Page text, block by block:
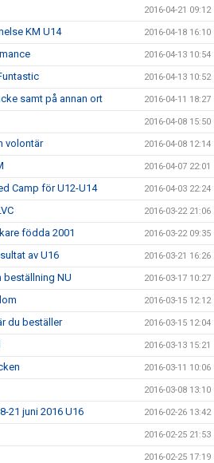
2016-04-21 09:12
KM U14 2016-04-18 16:10
2016-04-13 10:54
2016-04-13 10:52
samt på annan ort 2016-04-11 18:27
2016-04-08 15:50
volontär 2016-04-08 12:14
2016-04-07 22:01
Camp för U12-U14 2016-04-03 22:24
2016-03-22 21:06
födda 2001 2016-03-22 09:35
av U16 2016-03-21 16:26
beställning NU 2016-03-17 10:27
2016-03-15 12:12
du beställer 2016-03-15 12:04
2016-03-13 15:21
2016-03-11 10:06
2016-03-08 13:10
21 juni 2016 U16 2016-02-26 13:42
2016-02-25 21:53
2016-02-25 17:19